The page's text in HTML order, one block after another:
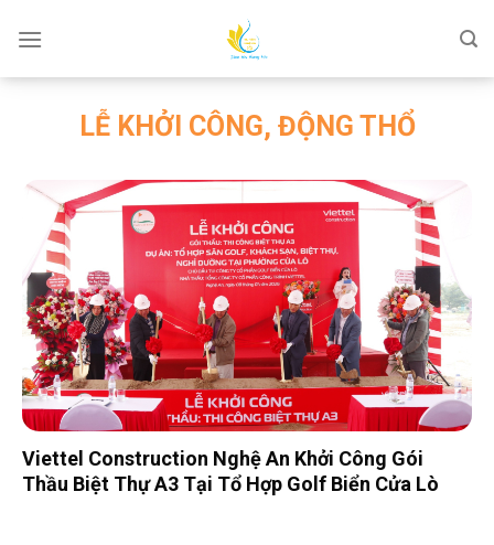
LỄ KHỞI CÔNG, ĐỘNG THỔ
Viettel Construction Nghệ An Khởi Công Gói
Thầu Biệt Thự A3 Tại Tổ Hợp Golf Biển Cửa Lò